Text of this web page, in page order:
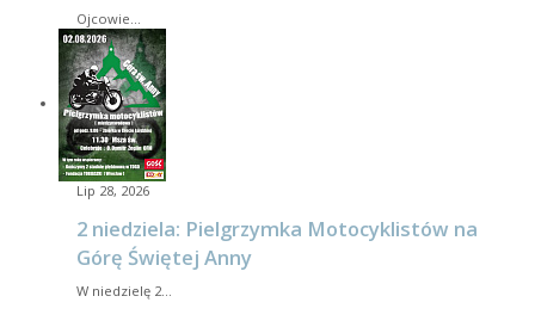
Ojcowie…
Lip 28, 2026
2 niedziela: Pielgrzymka Motocyklistów na
Górę Świętej Anny
W niedzielę 2…